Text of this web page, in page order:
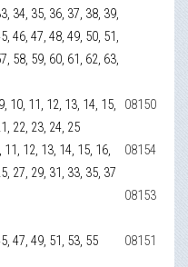
34, 35, 36, 37, 38, 39,
46, 47, 48, 49, 50, 51,
58, 59, 60, 61, 62, 63,
10, 11, 12, 13, 14, 15,
22, 23, 24, 25
08150
11, 12, 13, 14, 15, 16,
27, 29, 31, 33, 35, 37
08154
08153
47, 49, 51, 53, 55 08151